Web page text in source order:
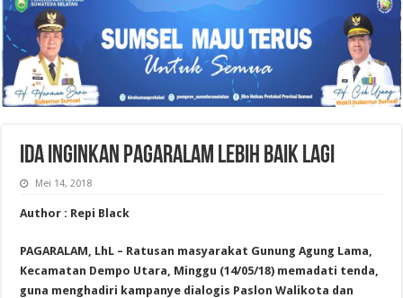
IDA INGINKAN PAGARALAM LEBIH BAIK LAGI
Mei 14, 2018
Author : Repi Black
PAGARALAM, LhL – Ratusan masyarakat Gunung Agung Lama,
Kecamatan Dempo Utara, Minggu (14/05/18) memadati tenda,
guna menghadiri kampanye dialogis Paslon Walikota dan